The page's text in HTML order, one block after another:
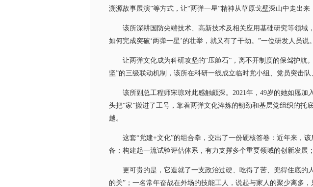
溯源故事展演”等方式，让“两弹一星”精神从草原戈壁深山中走出
该所深耕国防尖端技术、高新技术及相关应用基础研究等领域
如何完成突破‘两弹一星’的壮举，就又有了干劲。”一位研发人员说。
让两弹文化成为科研攻坚的“压舱石”，离不开制度的保驾护航
坚”的三级联动机制，该所在科研一线成立临时党小组、党员突击
该所副总工程师宋琼对此感触颇深。2021年，49岁的她如愿加
头把“家”搬进了工号，靠着两弹文化淬炼的韧劲和基层党组织的
越。
这套“党建+文化”的组合拳，交出了一份硬核答卷：近年来，该
备；构建起一流试验评估体系，有力支撑多个重要领域的创新发展
更可贵的是，它造就了一支政治过硬、吃得了苦、兜得住底的人
的关”；一名常年奋战在外场的技能工人，说起与家人的聚少离多